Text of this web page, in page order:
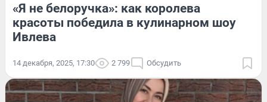
«Я не белоручка»: как королева
красоты победила в кулинарном шоу
Ивлева
14 декабря, 2025, 17:30 2 799 Обсудить